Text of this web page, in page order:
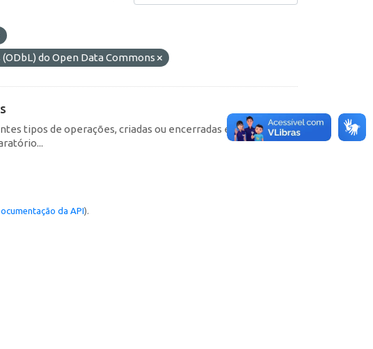
do Open Data Commons
tipos de operações, criadas ou encerradas em cada
da API).